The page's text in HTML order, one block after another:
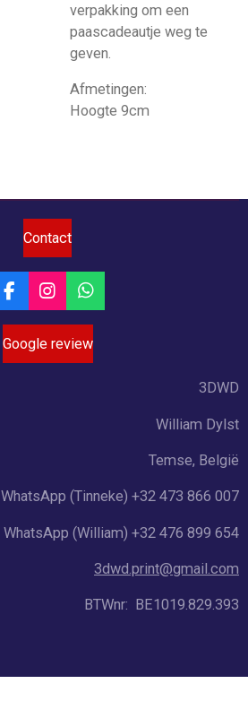
verpakking om een
paascadeautje weg te
geven.
Afmetingen:
Hoogte 9cm
Contact
F
a
e
b
I
n
t
a
W
h
t
s
Google review
3DWD
William Dylst
Temse, België
WhatsApp (Tinneke) +32 473 866 007
WhatsApp (William) +32 476 899 654
3dwd.print@gmail.com
BTWnr: BE1019.829.393